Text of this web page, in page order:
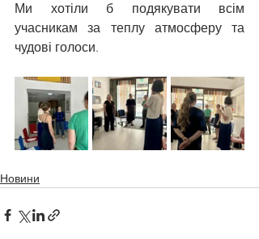
Ми хотіли б подякувати всім
учасникам за теплу атмосферу та
чудові голоси.
Новини